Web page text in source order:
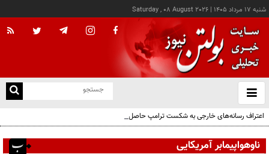
شنبه ۱۷ مرداد ۱۴۰۵ |
Saturday , 08 August 2026
باز
و
اعتراف رسانه‌های خارجی به شکست ترامپ حاصل مجاهدت رسانه‌های انقلابی است
ناوهواپیمابر آمریکایی